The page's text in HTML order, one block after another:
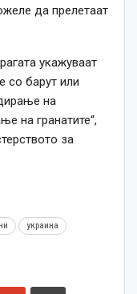
да прелетаат
укажуваат
со барут или
на
на гранатите“,
за
украина